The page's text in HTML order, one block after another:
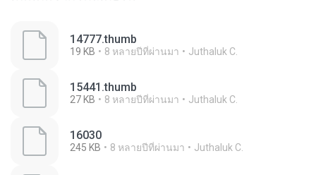
14777.thumb
19 KB 8 หลายปีที่ผ่านมา Juthaluk C.
15441.thumb
27 KB 8 หลายปีที่ผ่านมา Juthaluk C.
16030
245 KB 8 หลายปีที่ผ่านมา Juthaluk C.